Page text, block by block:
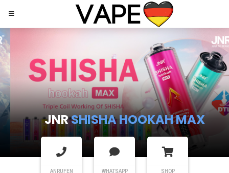
JNRSHISHA HOOKAH MAX
ANRUFEN WHATSAPP SHOP